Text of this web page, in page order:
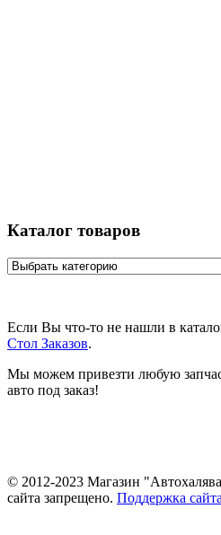
Каталог товаров
Если Вы что-то не нашли в
Стол Заказов.
Мы можем привезти любую
авто под заказ!
© 2012-2023 Магазин
сайта запрещено. Поддержка сайта